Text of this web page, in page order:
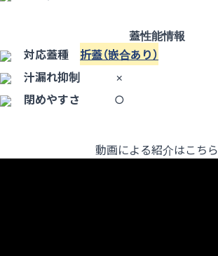
蓋性能情報
対応蓋種 折蓋（嵌合あり）
汁漏れ抑制
×
閉めやすさ
○
動画による紹介はこちら